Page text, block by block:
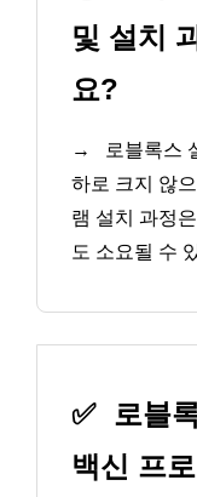
및 설치
요?
→
로블록스
하로 크지 않
램 설치 과정
도 소요될 수
✅ 로블
백신 프